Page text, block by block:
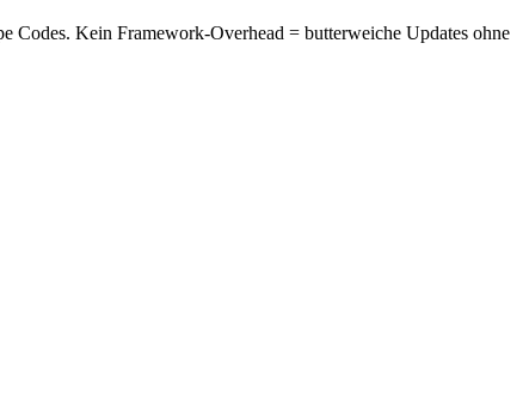
Codes. Kein Framework-Overhead = butterweiche Updates ohne